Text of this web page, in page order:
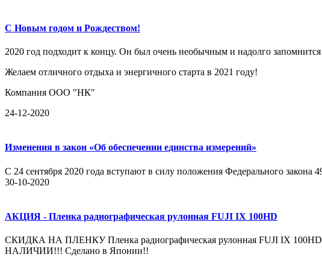
С Новым годом и Рождеством!
2020 год подходит к концу. Он был очень необычным и надолго
Желаем отличного отдыха и энергичного старта в 2021 году!
Компания ООО "НК"
24-12-2020
Изменения в закон «Об обеспечении единства измерений»
C 24 сентября 2020 года вступают в силу положения Федерального
30-10-2020
АКЦИЯ - Пленка радиографическая рулонная FUJI IX 100HD
СКИДКА НА ПЛЕНКУ Пленка радиографическая рулонная FUJI IX 100HD
НАЛИЧИИ!!! Сделано в Японии!!